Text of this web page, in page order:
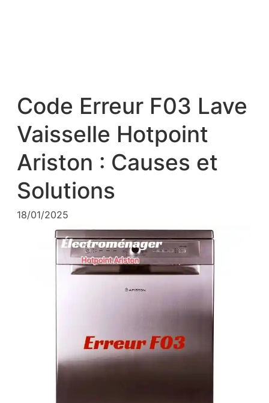
Code Erreur F03 Lave
Vaisselle Hotpoint
Ariston : Causes et
Solutions
18/01/2025